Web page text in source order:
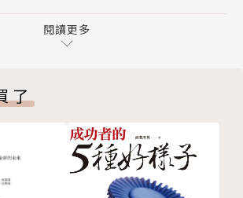
生活根本無從改善。」，於是她逐漸
某一天，她突然想通了這個核心分類
是我們如何面對「期待（Expectati
你不能逼我，我也無法強迫自
相處
組合
向有效溝通
向為何，都要懂得善用長處
閱讀更多
了